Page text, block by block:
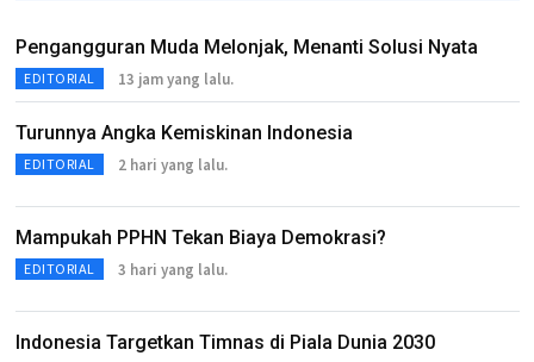
Pengangguran Muda Melonjak, Menanti Solusi Nyata
EDITORIAL 13 jam yang lalu.
Turunnya Angka Kemiskinan Indonesia
EDITORIAL 2 hari yang lalu.
Mampukah PPHN Tekan Biaya Demokrasi?
EDITORIAL 3 hari yang lalu.
Indonesia Targetkan Timnas di Piala Dunia 2030